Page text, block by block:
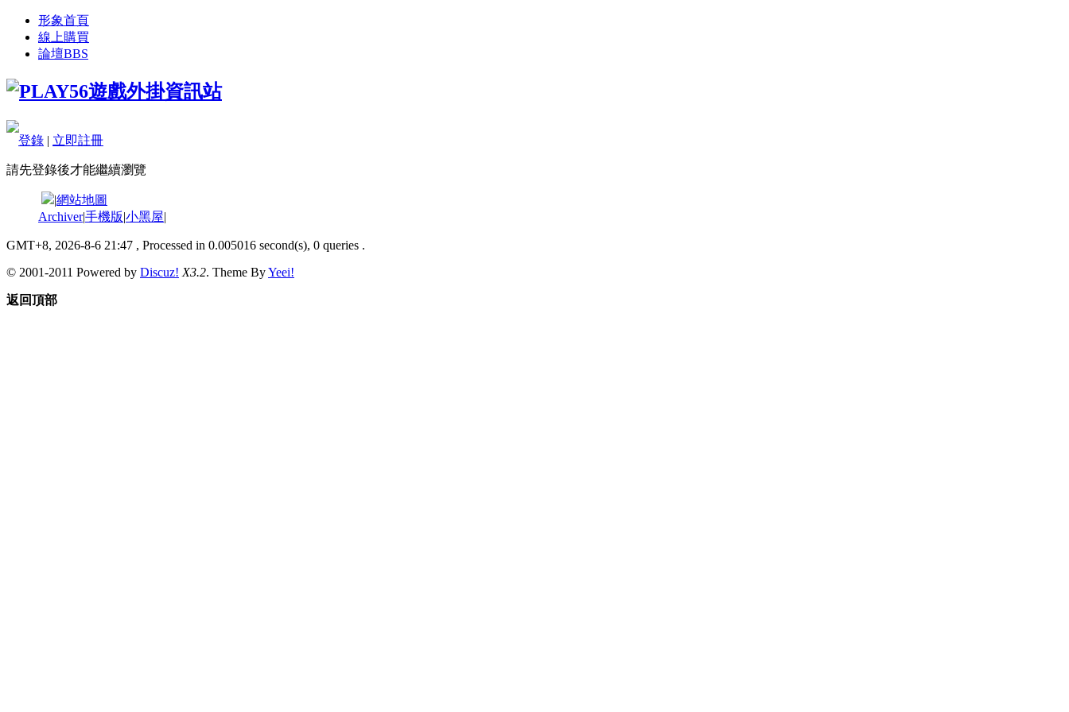
形象首頁
線上購買
論壇BBS
登錄 | 立即註冊
請先登錄後才能繼續瀏覽
|網站地圖
Archiver|手機版|小黑屋|
GMT+8, 2026-8-6 21:47 , Processed in 0.005016 second(s), 0 queries .
© 2001-2011 Powered by Discuz! X3.2. Theme ByYeei!
返回頂部